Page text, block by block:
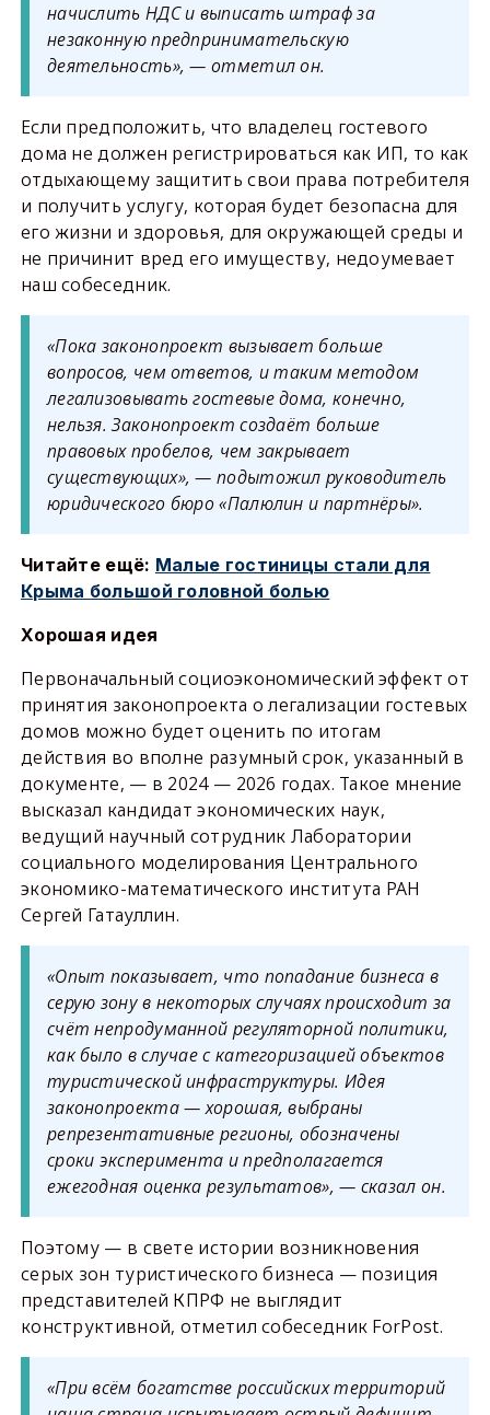
начислить НДС и выписать штраф за
незаконную предпринимательскую
деятельность», — отметил он.
Если предположить, что владелец гостевого
дома не должен регистрироваться как ИП, то как
отдыхающему защитить свои права потребителя
и получить услугу, которая будет безопасна для
его жизни и здоровья, для окружающей среды и
не причинит вред его имуществу, недоумевает
наш собеседник.
«Пока законопроект вызывает больше
вопросов, чем ответов, и таким методом
легализовывать гостевые дома, конечно,
нельзя. Законопроект создаёт больше
правовых пробелов, чем закрывает
существующих», — подытожил руководитель
юридического бюро «Палюлин и партнёры».
Читайте ещё: Малые гостиницы стали для
Крыма большой головной болью
Хорошая идея
Первоначальный социоэкономический эффект от
принятия законопроекта о легализации гостевых
домов можно будет оценить по итогам
действия во вполне разумный срок, указанный в
документе, — в 2024 — 2026 годах. Такое мнение
высказал кандидат экономических наук,
ведущий научный сотрудник Лаборатории
социального моделирования Центрального
экономико-математического института РАН
Сергей Гатауллин.
«Опыт показывает, что попадание бизнеса в
серую зону в некоторых случаях происходит за
счёт непродуманной регуляторной политики,
как было в случае с категоризацией объектов
туристической инфраструктуры. Идея
законопроекта — хорошая, выбраны
репрезентативные регионы, обозначены
сроки эксперимента и предполагается
ежегодная оценка результатов», — сказал он.
Поэтому — в свете истории возникновения
серых зон туристического бизнеса — позиция
представителей КПРФ не выглядит
конструктивной, отметил собеседник ForPost.
«При всём богатстве российских территорий